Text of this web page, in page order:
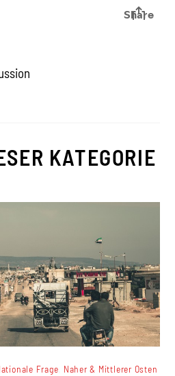
KATEGORIE
Frage Naher & Mittlerer Osten